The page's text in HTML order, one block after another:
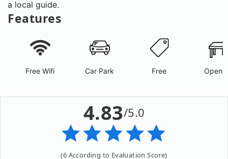
a local guide.
Features
Free Wifi Car Park Free Open
4.83/5.0
(6 According to Evaluation Score)